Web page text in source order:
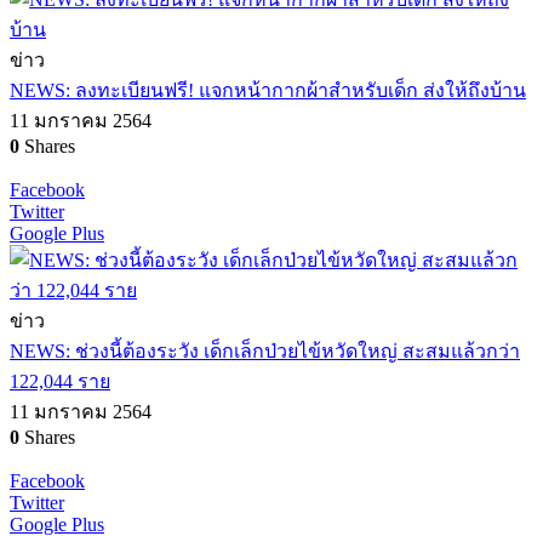
ข่าว
NEWS: ลงทะเบียนฟรี! แจกหน้ากากผ้าสำหรับเด็ก ส่งให้ถึงบ้าน
11 มกราคม 2564
0 Shares
Facebook
Twitter
Google Plus
ข่าว
NEWS: ช่วงนี้ต้องระวัง เด็กเล็กป่วยไข้หวัดใหญ่ สะสมแล้วกว่า
122,044 ราย
11 มกราคม 2564
0 Shares
Facebook
Twitter
Google Plus